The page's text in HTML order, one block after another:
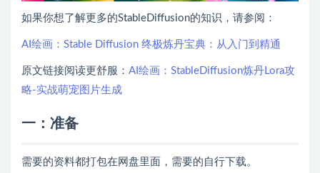
如果你想了解更多的StableDiffusion的知识，请参阅：
AI绘画：Stable Diffusion 终极炼丹宝典：从入门到精通
原文链接阅读更舒服： AI绘画：StableDiffusion炼丹Lora攻
略-实战萌宠图片生成
一：准备
需要的资料都打包在网盘里面，需要的自行下载。